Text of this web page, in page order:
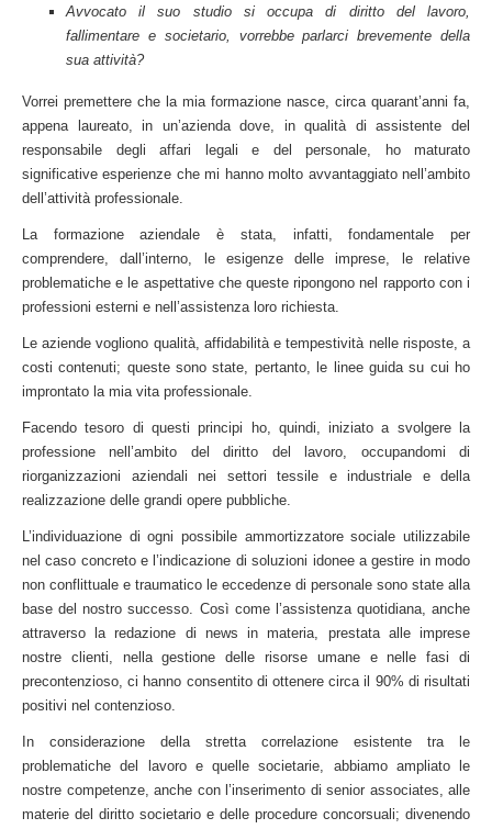
Avvocato il suo studio si occupa di diritto del lavoro,
fallimentare e societario, vorrebbe parlarci brevemente della
sua attività?
Vorrei premettere che la mia formazione nasce, circa quarant’anni fa,
appena laureato, in un’azienda dove, in qualità di assistente del
responsabile degli affari legali e del personale, ho maturato
significative esperienze che mi hanno molto avvantaggiato nell’ambito
dell’attività professionale.
La formazione aziendale è stata, infatti, fondamentale per
comprendere, dall’interno, le esigenze delle imprese, le relative
problematiche e le aspettative che queste ripongono nel rapporto con i
professioni esterni e nell’assistenza loro richiesta.
Le aziende vogliono qualità, affidabilità e tempestività nelle risposte, a
costi contenuti; queste sono state, pertanto, le linee guida su cui ho
improntato la mia vita professionale.
Facendo tesoro di questi principi ho, quindi, iniziato a svolgere la
professione nell’ambito del diritto del lavoro, occupandomi di
riorganizzazioni aziendali nei settori tessile e industriale e della
realizzazione delle grandi opere pubbliche.
L’individuazione di ogni possibile ammortizzatore sociale utilizzabile
nel caso concreto e l’indicazione di soluzioni idonee a gestire in modo
non conflittuale e traumatico le eccedenze di personale sono state alla
base del nostro successo. Così come l’assistenza quotidiana, anche
attraverso la redazione di news in materia, prestata alle imprese
nostre clienti, nella gestione delle risorse umane e nelle fasi di
precontenzioso, ci hanno consentito di ottenere circa il 90% di risultati
positivi nel contenzioso.
In considerazione della stretta correlazione esistente tra le
problematiche del lavoro e quelle societarie, abbiamo ampliato le
nostre competenze, anche con l’inserimento di senior associates, alle
materie del diritto societario e delle procedure concorsuali; divenendo